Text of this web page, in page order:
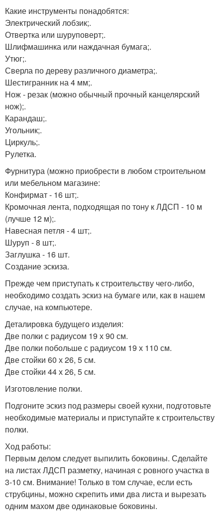
Какие инструменты понадобятся:
Электрический лобзик;.
Отвертка или шуруповерт;.
Шлифмашинка или наждачная бумага;.
Утюг;.
Сверла по дереву различного диаметра;.
Шестигранник на 4 мм;.
Нож - резак (можно обычный прочный канцелярский
нож);.
Карандаш;.
Угольник;.
Циркуль;.
Рулетка.
Фурнитура (можно приобрести в любом строительном
или мебельном магазине:
Конфирмат - 16 шт;.
Кромочная лента, подходящая по тону к ЛДСП - 10 м
(лучше 12 м);.
Навесная петля - 4 шт;.
Шуруп - 8 шт;.
Заглушка - 16 шт.
Создание эскиза.
Прежде чем приступать к строительству чего-либо,
необходимо создать эскиз на бумаге или, как в нашем
случае, на компьютере.
Деталировка будущего изделия:
Две полки с радиусом 19 х 90 см.
Две полки побольше с радиусом 19 х 110 см.
Две стойки 60 х 26, 5 см.
Две стойки 44 х 26, 5 см.
Изготовление полки.
Подгоните эскиз под размеры своей кухни, подготовьте
необходимые материалы и приступайте к строительству
полки.
Ход работы:
Первым делом следует выпилить боковины. Сделайте
на листах ЛДСП разметку, начиная с ровного участка в
3-10 см. Внимание! Только в том случае, если есть
струбцины, можно скрепить ими два листа и вырезать
одним махом две одинаковые боковины.